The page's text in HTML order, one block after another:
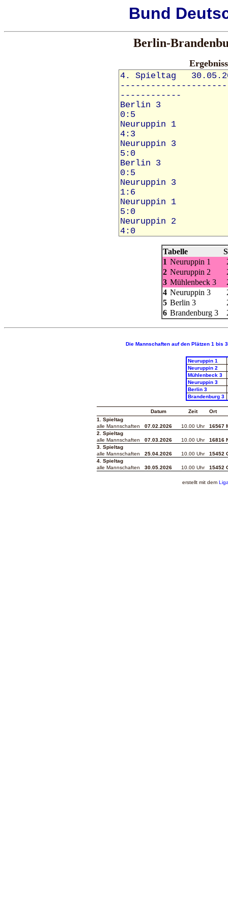
Bund
Berlin-
Tabelle
1 Neuruppin 1
2 Neuruppin 2
3 Mühlenbeck 3
4 Neuruppin 3
5 Berlin 3
6 Brandenburg 3
Die Mannschaften auf den Plätzen 1
Neuruppin 1
Neuruppin 2
Mühlenbeck 3
Neuruppin 3
Berlin 3
Brandenburg 3
Datum Zeit
Ort
1. Spieltag
alle Mannschaften
07.02.2026 10.00 Uhr
16567
2. Spieltag
alle Mannschaften
07.03.2026 10.00 Uhr
16816
3. Spieltag
alle Mannschaften
25.04.2026 10.00 Uhr
15452
4. Spieltag
alle Mannschaften
30.05.2026 10.00 Uhr 15452
erstellt mit dem